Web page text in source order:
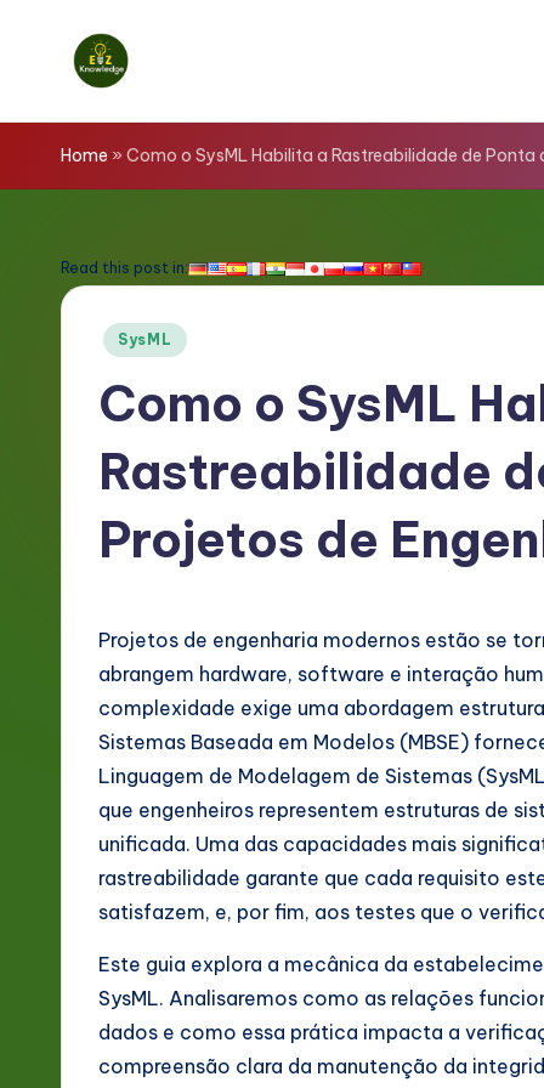
E
z
n
rt
Home » Como o SysML Habilita a Rastreabilidade de Ponta
Read this post in:
Posted
SysML
Como o SysML
Rastreabilidade
Projetos de
Projetos de engenharia modernos estão se
abrangem hardware, software e interação
complexidade exige uma abordagem
Sistemas Baseada em Modelos (MBSE)
Linguagem de Modelagem de Sistemas
que engenheiros representem estruturas de
unificada. Uma das capacidades mais
rastreabilidade garante que cada requisito
satisfazem, e, por fim, aos testes que o
Este guia explora a mecânica da
SysML. Analisaremos como as relações
dados e como essa prática impacta a
compreensão clara da manutenção da